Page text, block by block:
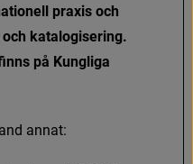
praxis och
katalogisering.
på Kungliga
and annat: